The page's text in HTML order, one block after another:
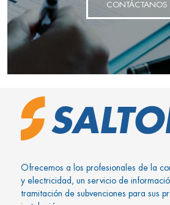
CONTÁCTANOS
Ofrecemos a los profesionales de la
y electricidad, un servicio de
tramitación de subvenciones para sus